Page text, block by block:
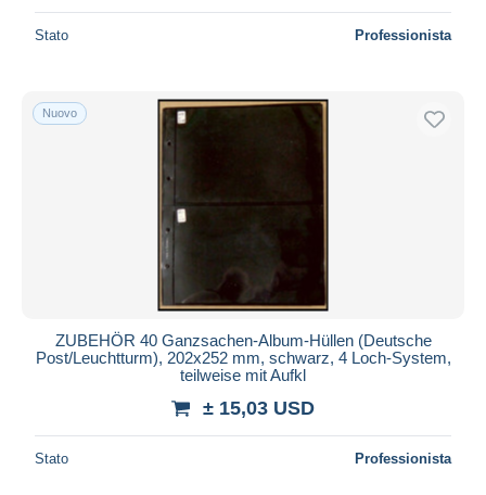
Residenza del venditore
Aggiorna
Stato Professionista
Nuovo
ZUBEHÖR 40 Ganzsachen-Album-Hüllen (Deutsche
Post/Leuchtturm), 202x252 mm, schwarz, 4 Loch-System,
teilweise mit Aufkl
± 15,03 USD
Stato Professionista